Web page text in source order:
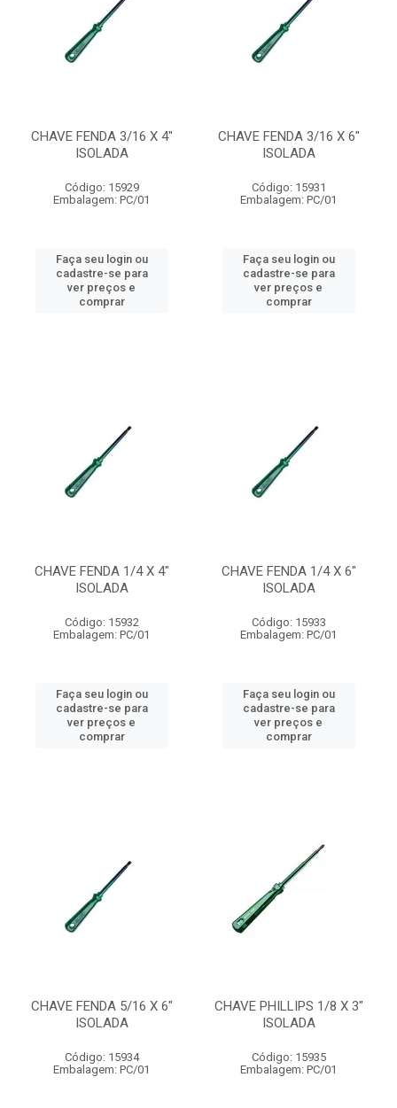
CHAVE FENDA 3/16 X 4"
ISOLADA
Código: 15929
Embalagem: PC/01
Faça seu login ou
cadastre-se para
ver preços e
comprar
CHAVE FENDA 3/16 X 6"
ISOLADA
Código: 15931
Embalagem: PC/01
Faça seu login ou
cadastre-se para
ver preços e
comprar
CHAVE FENDA 1/4 X 4"
ISOLADA
Código: 15932
Embalagem: PC/01
Faça seu login ou
cadastre-se para
ver preços e
comprar
CHAVE FENDA 1/4 X 6"
ISOLADA
Código: 15933
Embalagem: PC/01
Faça seu login ou
cadastre-se para
ver preços e
comprar
CHAVE FENDA 5/16 X 6"
ISOLADA
Código: 15934
Embalagem: PC/01
CHAVE PHILLIPS 1/8 X 3"
ISOLADA
Código: 15935
Embalagem: PC/01